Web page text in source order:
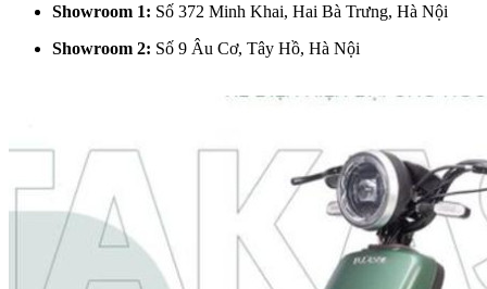
Showroom 1: Số 372 Minh Khai, Hai Bà Trưng, Hà Nội
Showroom 2: Số 9 Âu Cơ, Tây Hồ, Hà Nội